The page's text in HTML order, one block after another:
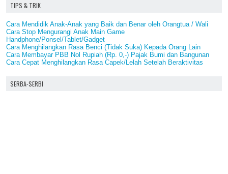
TIPS & TRIK
Cara Mendidik Anak-Anak yang Baik dan Benar oleh Orangtua / Wali
Cara Stop Mengurangi Anak Main Game
Handphone/Ponsel/Tablet/Gadget
Cara Menghilangkan Rasa Benci (Tidak Suka) Kepada Orang Lain
Cara Membayar PBB Nol Rupiah (Rp. 0,-) Pajak Bumi dan Bangunan
Cara Cepat Menghilangkan Rasa Capek/Lelah Setelah Beraktivitas
SERBA-SERBI